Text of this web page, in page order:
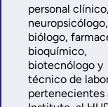
personal clínico,
neuropsicólogo,
biólogo,
bioquímico,
biotecnólogo y
técnico de
pertenecientes